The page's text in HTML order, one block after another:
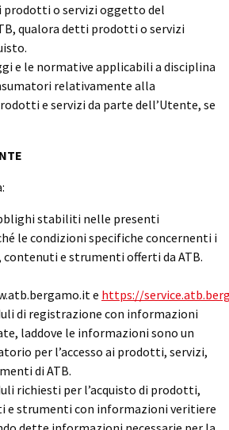
prodotti o servizi oggetto del
qualora detti prodotti o servizi
e le normative applicabili a disciplina
relativamente alla
e servizi da parte dell’Utente, se
stabiliti nelle presenti
le condizioni specifiche concernenti i
e strumenti offerti da ATB.
e https://
di registrazione con informazioni
laddove le informazioni sono un
per l’accesso ai prodotti, servizi,
di ATB.
richiesti per l’acquisto di prodotti,
e strumenti con informazioni veritiere